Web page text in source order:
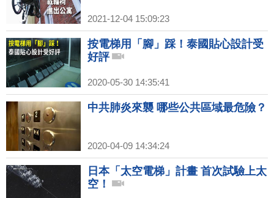
2021-12-04 15:09:23
按電梯用「腳」踩！泰國貼心設計受
好評
2020-05-30 14:35:41
中共肺炎來襲 哪些公共區域最危險？
2020-04-09 14:34:24
日本「太空電梯」計畫 首次試驗上太
空！